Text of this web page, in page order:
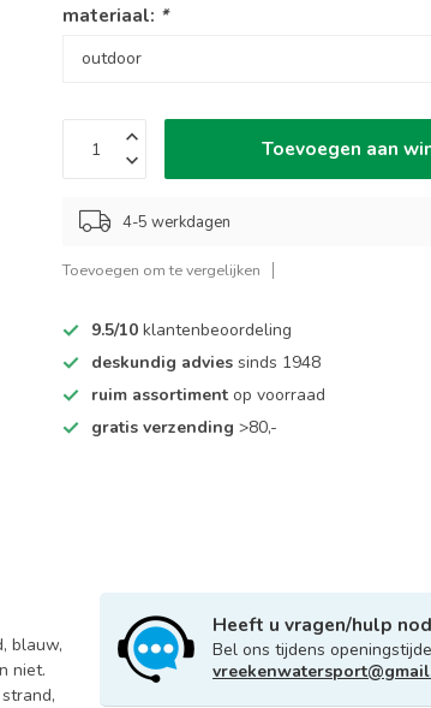
materiaal: *
Toevoegen aan
4-5 werkdagen
Toevoegen om te vergelijken
9.5/10 klantenbeoordeling
deskundig advies sinds 1948
ruim assortiment op voorraad
gratis verzending >80,-
blauw,
niet.
Heeft u vragen/hulp
Bel ons tijdens